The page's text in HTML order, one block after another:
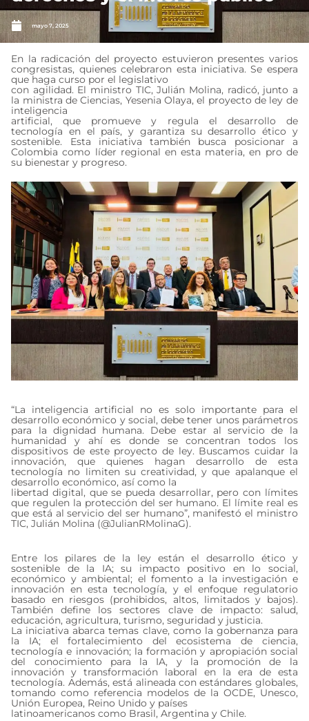
mayo 7, 2025
En la radicación del proyecto estuvieron presentes varios
congresistas, quienes celebraron esta iniciativa. Se espera
que haga curso por el legislativo
con agilidad. El ministro TIC, Julián Molina, radicó, junto a
la ministra de Ciencias, Yesenia Olaya, el proyecto de ley de
inteligencia
artificial, que promueve y regula el desarrollo de
tecnología en el país, y garantiza su desarrollo ético y
sostenible. Esta iniciativa también busca posicionar a
Colombia como líder regional en esta materia, en pro de
su bienestar y progreso.
“La inteligencia artificial no es solo importante para el
desarrollo económico y social, debe tener unos parámetros
para la dignidad humana. Debe estar al servicio de la
humanidad y ahí es donde se concentran todos los
dispositivos de este proyecto de ley. Buscamos cuidar la
innovación, que quienes hagan desarrollo de esta
tecnología no limiten su creatividad, y que apalanque el
desarrollo económico, así como la
libertad digital, que se pueda desarrollar, pero con límites
que regulen la protección del ser humano. El límite real es
que está al servicio del ser humano”, manifestó el ministro
TIC, Julián Molina (@JulianRMolinaG).
Entre los pilares de la ley están el desarrollo ético y
sostenible de la IA; su impacto positivo en lo social,
económico y ambiental; el fomento a la investigación e
innovación en esta tecnología, y el enfoque regulatorio
basado en riesgos (prohibidos, altos, limitados y bajos).
También define los sectores clave de impacto: salud,
educación, agricultura, turismo, seguridad y justicia.
La iniciativa abarca temas clave, como la gobernanza para
la IA; el fortalecimiento del ecosistema de ciencia,
tecnología e innovación; la formación y apropiación social
del conocimiento para la IA, y la promoción de la
innovación y transformación laboral en la era de esta
tecnología. Además, está alineada con estándares globales,
tomando como referencia modelos de la OCDE, Unesco,
Unión Europea, Reino Unido y países
latinoamericanos como Brasil, Argentina y Chile.